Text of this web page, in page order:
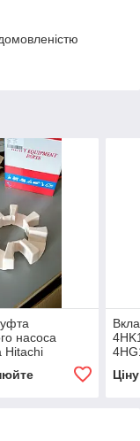
насоса
Hitachi